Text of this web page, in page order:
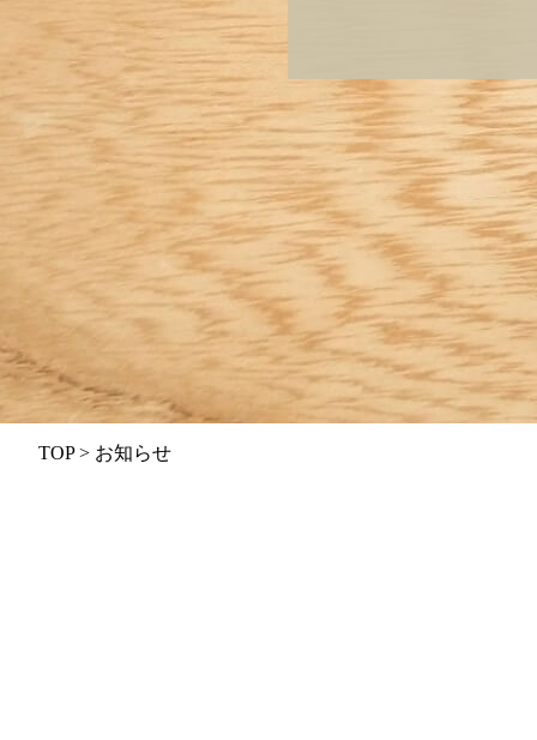
TOP> お知らせ